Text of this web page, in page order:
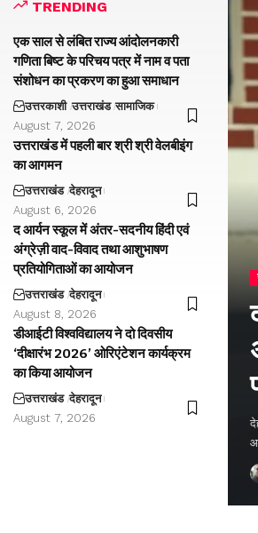
TRENDING
एक साल से लंबित राज्य आंदोलनकारी
गणिता बिष्ट के परिचय पत्र में नाम व पता
संशोधन का प्रकरण का हुआ समाधान
उत्तरकाशी उत्तराखंड सामाजिक
August 7, 2026
उत्तराखंड में पहली बार श्री श्री वेलबीइंग
का आगमन
उत्तराखंड देहरादून
August 6, 2026
द आर्यन स्कूल में अंतर-सदनीय हिंदी एवं
अंग्रेज़ी वाद-विवाद तथा आशुभाषण
प्रतियोगिताओं का आयोजन
उत्तराखंड देहरादून
August 8, 2026
डीआईटी विश्वविद्यालय ने दो दिवसीय
‘दीक्षारंभ 2026’ ओरिएंटेशन कार्यक्रम
का किया आयोजन
उत्तराखंड देहरादून
August 7, 2026